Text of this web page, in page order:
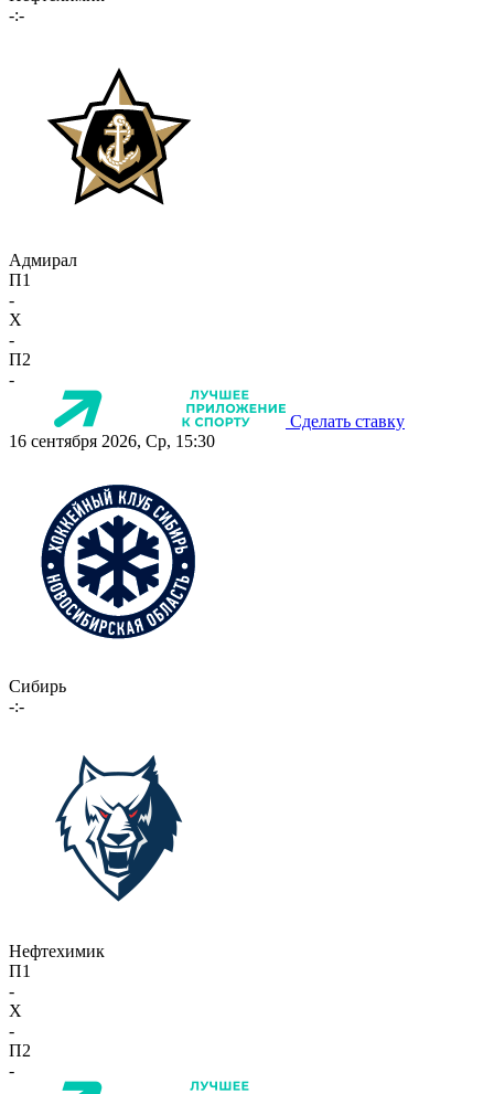
-:-
Адмирал
П1
-
X
-
П2
-
Сделать ставку
16 сентября 2026, Ср, 15:30
Сибирь
-:-
Нефтехимик
П1
-
X
-
П2
-